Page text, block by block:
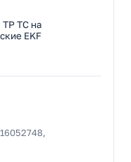
ТР ТС на
EKF